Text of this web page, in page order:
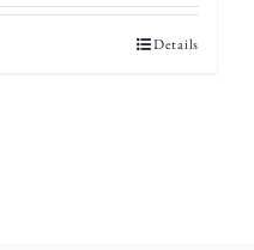
Details